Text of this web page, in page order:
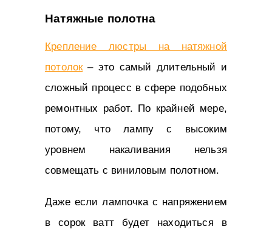
Натяжные полотна
Крепление люстры на натяжной
потолок– это самый длительный и
сложный процесс в сфере подобных
ремонтных работ. По крайней мере,
потому, что лампу с высоким
уровнем накаливания нельзя
совмещать с виниловым полотном.
Даже если лампочка с напряжением
в сорок ватт будет находиться в